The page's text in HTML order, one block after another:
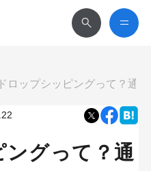
ドロップシッピングって？通
ングって？通